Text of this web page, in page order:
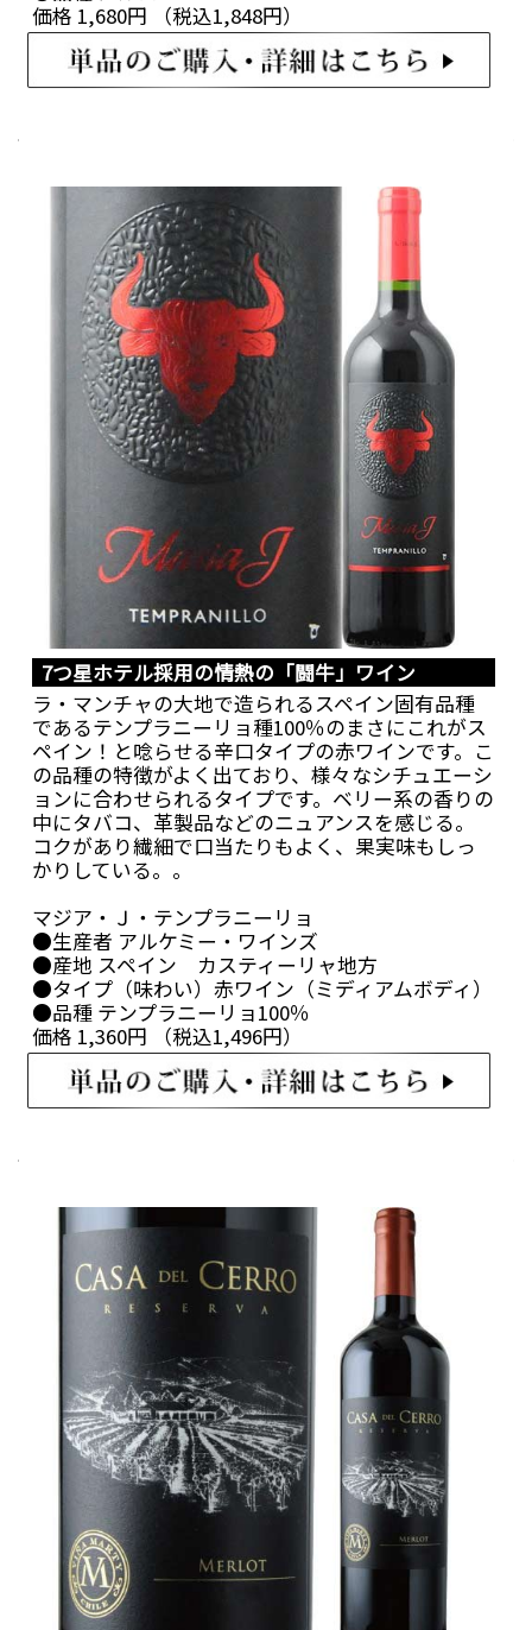
価格 1,680円 （税込1,848円）
7つ星ホテル採用の情熱の「闘牛」ワイン
ラ・マンチャの大地で造られるスペイン固有品種
であるテンプラニーリョ種100％のまさにこれがス
ペイン！と唸らせる辛口タイプの赤ワインです。こ
の品種の特徴がよく出ており、様々なシチュエーシ
ョンに合わせられるタイプです。ベリー系の香りの
中にタバコ、革製品などのニュアンスを感じる。
コクがあり繊細で口当たりもよく、果実味もしっ
かりしている。。
マジア・Ｊ・テンプラニーリョ
●生産者 アルケミー・ワインズ
●産地 スペイン カスティーリャ地方
●タイプ（味わい）赤ワイン（ミディアムボディ）
●品種 テンプラニーリョ100％
価格 1,360円 （税込1,496円）